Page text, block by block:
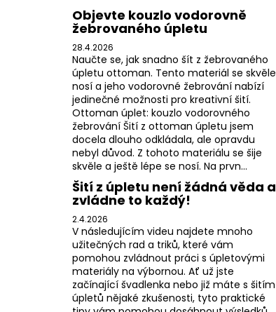
Objevte kouzlo vodorovně
žebrovaného úpletu
28.4.2026
Naučte se, jak snadno šít z žebrovaného
úpletu ottoman. Tento materiál se skvěle
nosí a jeho vodorovné žebrování nabízí
jedinečné možnosti pro kreativní šití.
Ottoman úplet: kouzlo vodorovného
žebrování Šití z ottoman úpletu jsem
docela dlouho odkládala, ale opravdu
nebyl důvod. Z tohoto materiálu se šije
skvěle a ještě lépe se nosí. Na prvn...
Šití z úpletu není žádná věda a
zvládne to každý!
2.4.2026
V následujícím videu najdete mnoho
užitečných rad a triků, které vám
pomohou zvládnout práci s úpletovými
materiály na výbornou. Ať už jste
začínající švadlenka nebo již máte s šitím
úpletů nějaké zkušenosti, tyto praktické